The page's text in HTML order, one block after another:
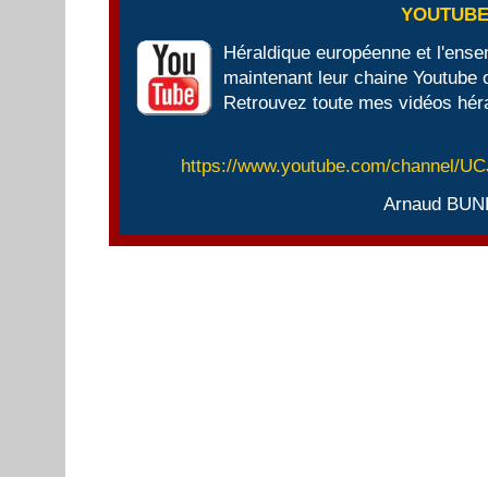
Héraldique européenne et
maintenant leur chaine Youtube
Retrouvez toute mes vidéos
https://www.youtube.com/channel/
Arnaud